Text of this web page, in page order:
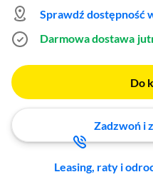
Sprawdź dostępność
Darmowa dostawa
Do
Zadzwoń i
Leasing, raty i